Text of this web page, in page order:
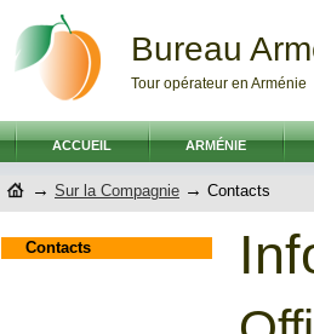
Bureau
Tour opérateur en Arménie
ACCUEIL ARMÉNIE
→ Sur la Compagnie → Contacts
Contacts